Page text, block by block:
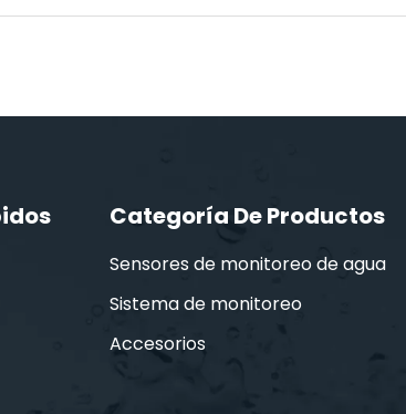
Categoría De Productos
Sensores de monitoreo de agua
Sistema de monitoreo
Accesorios